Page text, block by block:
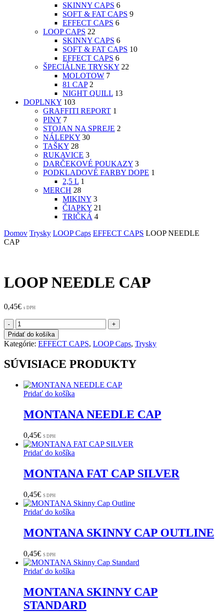
SKINNY CAPS 6
SOFT & FAT CAPS 9
EFFECT CAPS 6
LOOP CAPS 22
SKINNY CAPS 6
SOFT & FAT CAPS 10
EFFECT CAPS 6
ŠPECIÁLNE TRYSKY 22
MOLOTOW 7
81 CAP 2
NIGHT QUILL 13
DOPLNKY 103
GRAFFITI REPORT 1
PINY 7
STOJAN NA SPREJE 2
NÁLEPKY 30
TAŠKY 28
RUKAVICE 3
DARČEKOVÉ POUKAZY 3
PODKLADOVÉ FARBY DOPE 1
2,5 L 1
MERCH 28
MIKINY 3
ČIAPKY 21
TRIČKÁ 4
Domov Trysky LOOP Caps EFFECT CAPS LOOP NEEDLE
CAP
LOOP NEEDLE CAP
0,45€ s DPH
množstvo
LOOP
NEEDLE
CAP
Pridať do košíka
Kategórie: EFFECT CAPS, LOOP Caps, Trysky
SÚVISIACE PRODUKTY
Pridať do košíka
MONTANA NEEDLE CAP
0,45€ S DPH
Pridať do košíka
MONTANA FAT CAP SILVER
0,45€ S DPH
Pridať do košíka
MONTANA SKINNY CAP OUTLINE
0,45€ S DPH
Pridať do košíka
MONTANA SKINNY CAP
STANDARD